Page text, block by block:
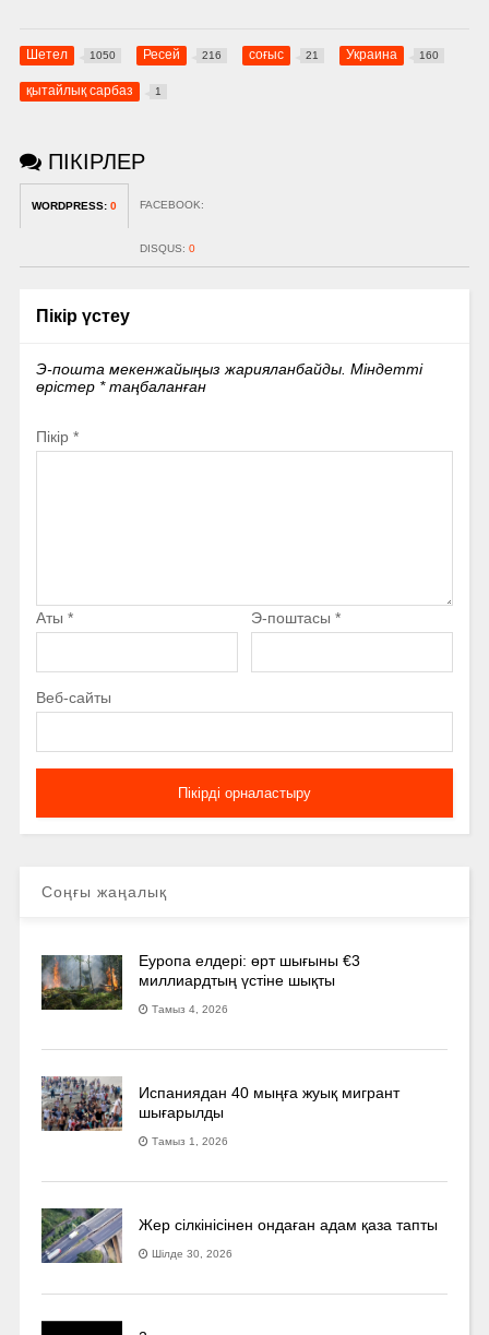
Шетел 1050 Ресей 216 соғыс 21 Украина 160
қытайлық сарбаз 1
ПІКІРЛЕР
WORDPRESS: 0 FACEBOOK:
DISQUS: 0
Пікір үстеу
Э-пошта мекенжайыңыз жарияланбайды. Міндетті
өрістер *таңбаланған
Пікір *
Аты * Э-поштасы *
Веб-сайты
Соңғы жаңалық
Еуропа елдері: өрт шығыны €3
миллиардтың үстіне шықты
Тамыз 4, 2026
Испаниядан 40 мыңға жуық мигрант
шығарылды
Тамыз 1, 2026
Жер сілкінісінен ондаған адам қаза тапты
Шілде 30, 2026